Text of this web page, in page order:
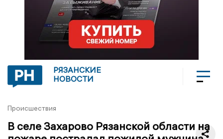
РЯЗАНСКИЕ
НОВОСТИ
Происшествия
В селе Захарово Рязанской области на